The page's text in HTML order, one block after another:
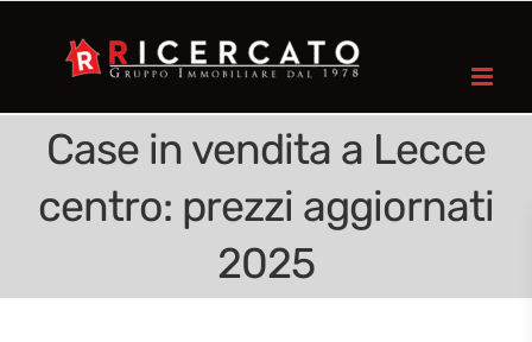
Case in vendita a Lecce
centro: prezzi aggiornati
2025